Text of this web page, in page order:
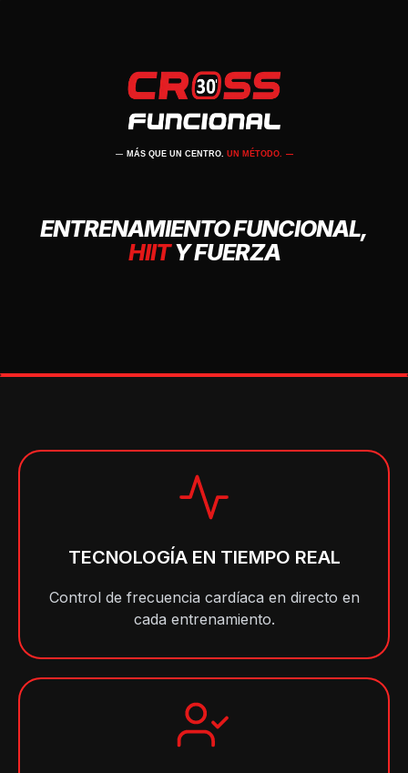
MÁS QUE UN CENTRO. UN MÉTODO.
ENTRENAMIENTO FUNCIONAL,
HIITY FUERZA
TECNOLOGÍA EN TIEMPO REAL
Control de frecuencia cardíaca en directo en
cada entrenamiento.